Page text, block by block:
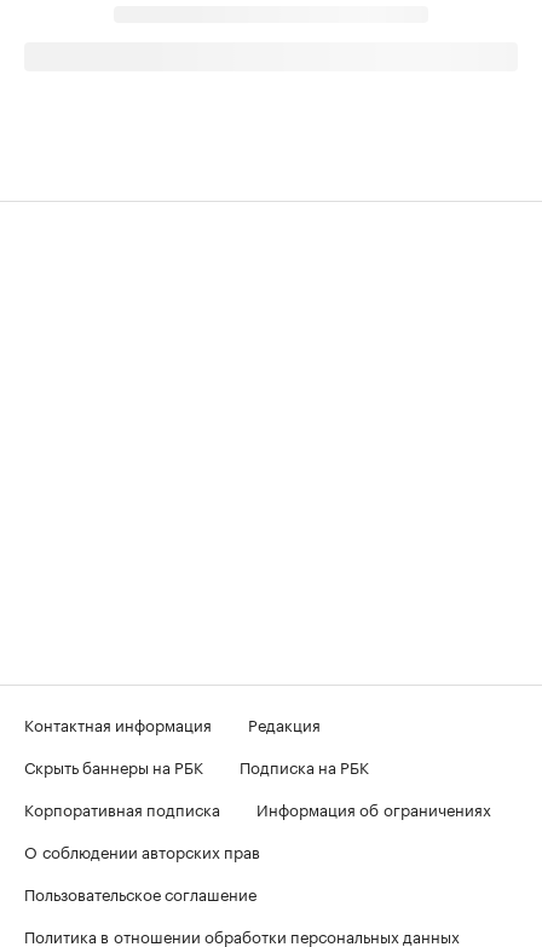
Контактная информация
Редакция
Скрыть баннеры на РБК
Подписка на РБК
Корпоративная подписка
Информация об ограничениях
О соблюдении авторских прав
Пользовательское соглашение
Политика в отношении обработки персональных данных